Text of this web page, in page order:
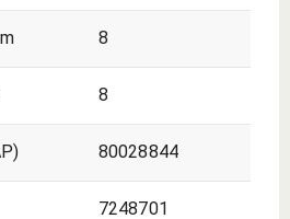
8
8
80028844
7248701